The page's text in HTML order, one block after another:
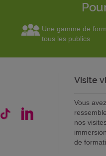
Une gamme de
tous les publics
Visite
Vous
nos
de